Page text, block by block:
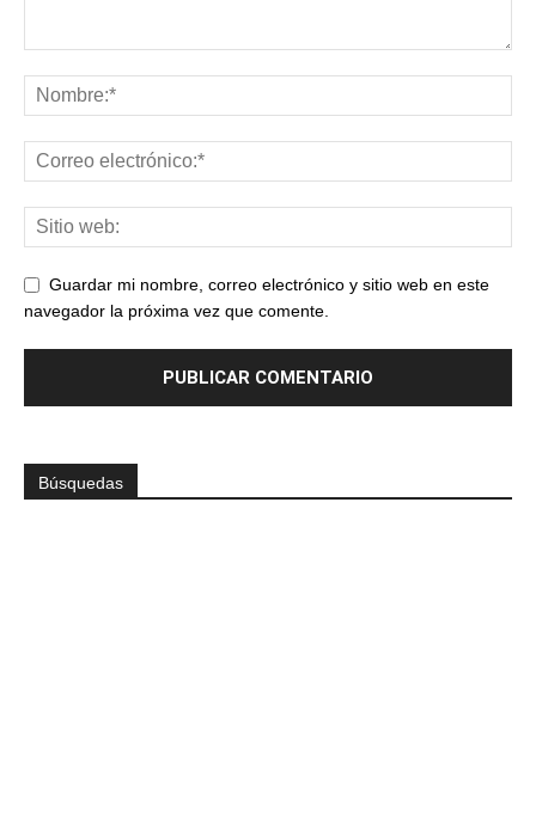
Guardar mi nombre, correo electrónico y sitio web en este
navegador la próxima vez que comente.
Búsquedas